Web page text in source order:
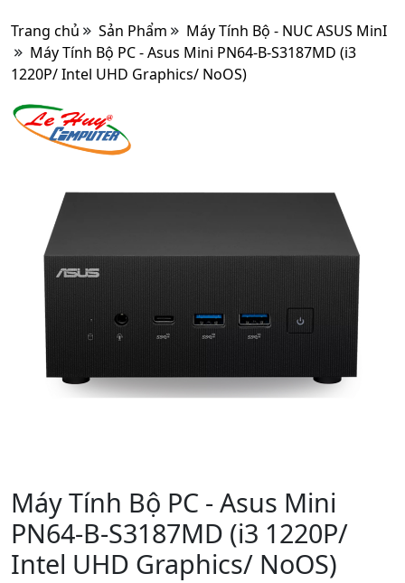
Trang chủ Sản Phẩm
Máy Tính Bộ - NUC ASUS MinI
Máy Tính Bộ PC - Asus Mini PN64-B-S3187MD (i3
1220P/ Intel UHD Graphics/ NoOS)
Máy Tính Bộ PC - Asus Mini
PN64-B-S3187MD (i3 1220P/
Intel UHD Graphics/ NoOS)